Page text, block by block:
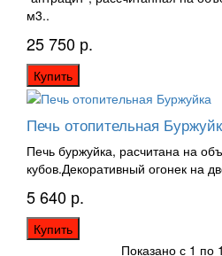
м3..
25 750 р.
Купить
Печь отопительная
Печь буржуйка, расчитана на
кубов.Декоративный огонек на
5 640 р.
Купить
Показано с 1 по